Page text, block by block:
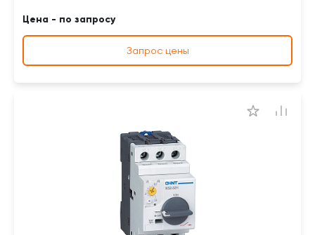
Цена - по запросу
Запрос цены